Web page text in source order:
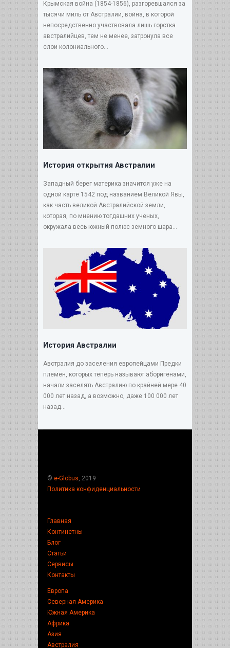
Крымская война (1854-1856), разгоревшаяся за
тысячи миль от Австралии, война, в которой
непосредственно участвовала лишь горстка
австралийцев, тем не менее, затронула все
слои колониального...
История открытия Австралии
Западный берег материка значится уже на
одной карте 1542 под названием Великой Явы,
как часть великой Австралийской земли,
которая, по мнению тогдашних ученых,
окружала весь южный полюс земного шара...
История Австралии
Австралия до заселения европейцами Предки
племен, которых теперь называют аборигенами,
начали заселять Австралию по крайней мере 40
000 лет назад, а возможно, даже 100 000 лет
назад...
© e-Globus , 2019
Политика конфиденциальности
Главная
Континетны
Блог
Статьи
Сервисы
Контакты
Европа
Северная Америка
Южная Америка
Африка
Азия
Австралия